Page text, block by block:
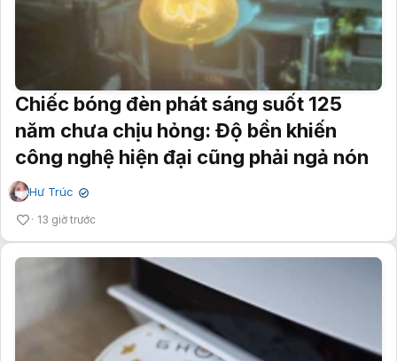
Chiếc bóng đèn phát sáng suốt 125
năm chưa chịu hỏng: Độ bền khiến
công nghệ hiện đại cũng phải ngả nón
Hư Trúc ✔
13 giờ trước